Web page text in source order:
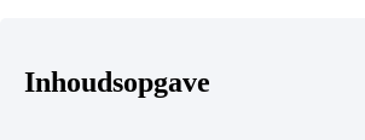
Inhoudsopgave